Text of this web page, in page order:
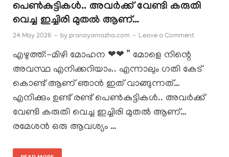
പെൺകുട്ടികൾ.. അവർക്ക് വേണ്ടി കരുതി
വെച്ച ഇച്ചിരി മുതൽ ആണ്…
24 May 2026 - by pranayamazha.com - Leave a Comment
എഴുത്ത്:-മിഴി മോഹന ❤❤ ” മോളെ നിന്റെ
അവസ്ഥ എനിക്കറിയാം.. എന്നാലും ഗതി കേട്
കൊണ്ട് ആണ് ഞാൻ ഇത് വാങ്ങുന്നത്…
എനിക്കും ഉണ്ട് രണ്ട് പെൺകുട്ടികൾ.. അവർക്ക്
വേണ്ടി കരുതി വെച്ച ഇച്ചിരി മുതൽ ആണ്…
രമേശൻ ഒരു ആവശ്യം …